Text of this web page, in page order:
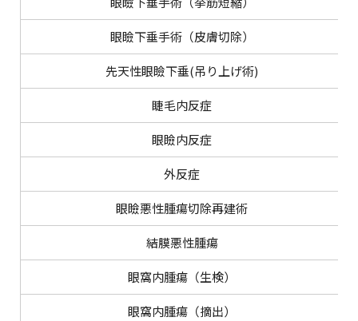
眼瞼下垂手術（皮膚切除）
先天性眼瞼下垂(吊り上げ術)
睫毛内反症
眼瞼内反症
外反症
眼瞼悪性腫瘍切除再建術
結膜悪性腫瘍
眼窩内腫瘍（生検）
眼窩内腫瘍（摘出）